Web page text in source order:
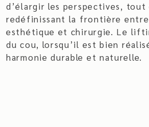
d’élargir les perspectives, tout
redéfinissant la frontière entre
esthétique et chirurgie. Le
du cou, lorsqu’il est bien
harmonie durable et naturelle.